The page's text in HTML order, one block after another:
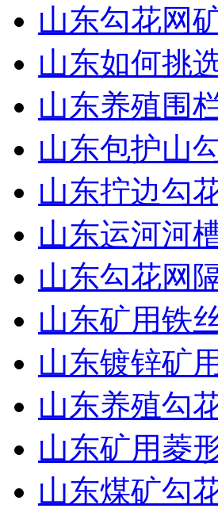
山东勾花网
山东如何挑
山东养殖围
山东包护山
山东拧边勾
山东运河河
山东勾花网
山东矿用铁
山东镀锌矿
山东养殖勾
山东矿用菱
山东煤矿勾